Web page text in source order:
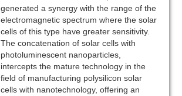
generated a synergy with the range of the
electromagnetic spectrum where the solar
cells of this type have greater sensitivity.
The concatenation of solar cells with
photoluminescent nanoparticles,
intercepts the mature technology in the
field of manufacturing polysilicon solar
cells with nanotechnology, offering an